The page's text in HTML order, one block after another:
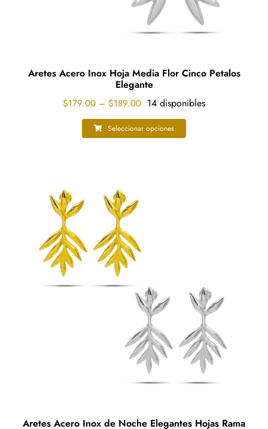
Aretes Acero Inox Hoja Media Flor Cinco Petalos
Elegante
$179.00 – $189.00Price
range:
$179.00
through
14 disponibles
Seleccionar opciones
Este
variantes.
Las
se
pueden
en
la
página
de
producto
Aretes Acero Inox de Noche Elegantes Hojas Rama